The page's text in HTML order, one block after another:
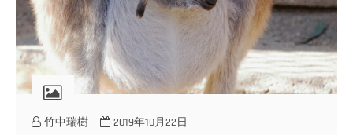
竹中瑞樹 2019年10月22日